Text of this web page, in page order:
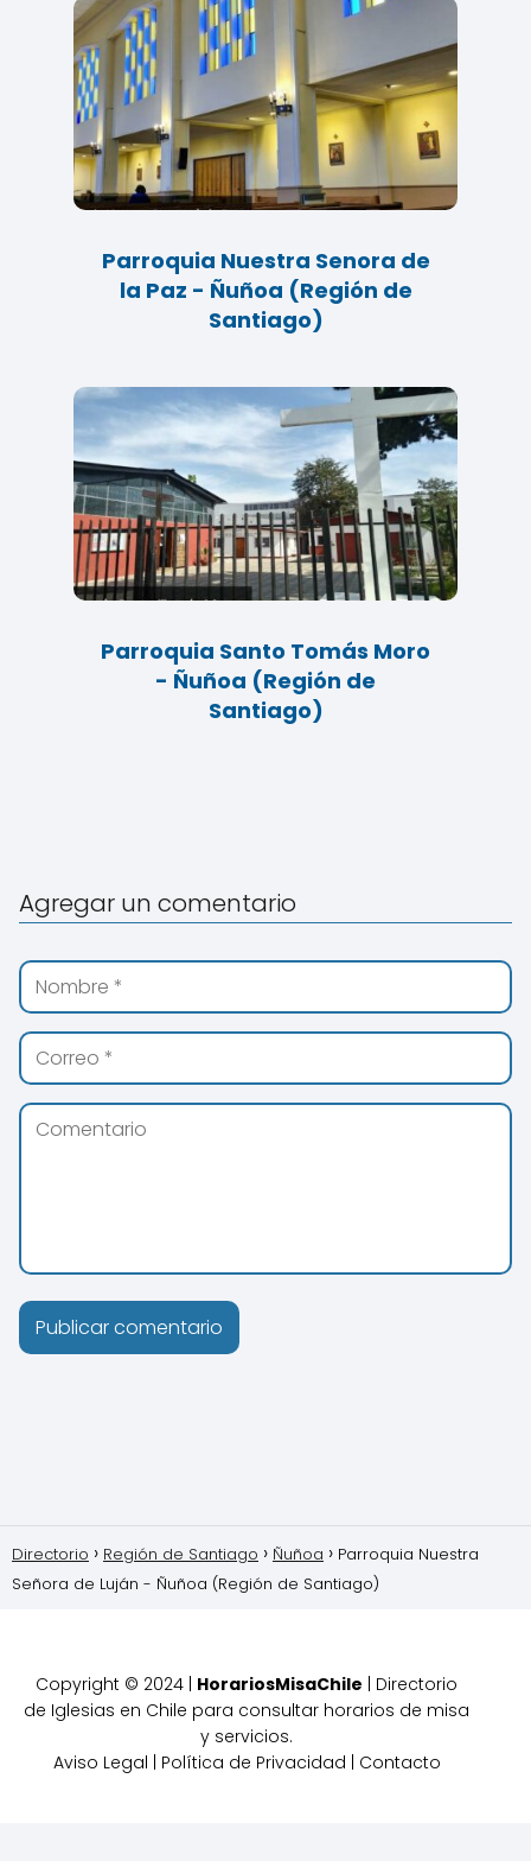
Parroquia Nuestra Senora de
la Paz - Ñuñoa (Región de
Santiago)
Parroquia Santo Tomás Moro
- Ñuñoa (Región de
Santiago)
Agregar un comentario
Directorio Región de Santiago Ñuñoa
Parroquia Nuestra
Señora de Luján - Ñuñoa (Región de Santiago)
Copyright © 2024 | HorariosMisaChile | Directorio
de Iglesias en Chile para consultar horarios de misa
y servicios.
Aviso Legal
Política de Privacidad Contacto